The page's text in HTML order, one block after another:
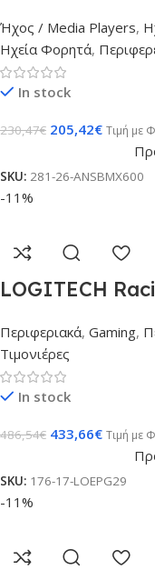
Ήχος / Media Players,
Ηχεία Φορητά,
In stock
230,47€ 205,42€ Τιμή με
SKU: 281-26-ANSBMX600
-11%
LOGITECH
Περιφεριακά, Gaming,
Τιμονιέρες
In stock
486,54€ 433,66€ Τιμή με
SKU: 176-17-LOEPG29
-11%